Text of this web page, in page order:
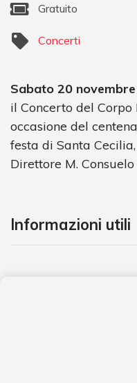
Gratuito
Concerti
Sabato 20
il Concerto del
occasione del
festa di Santa
Direttore M.
Informazioni utili